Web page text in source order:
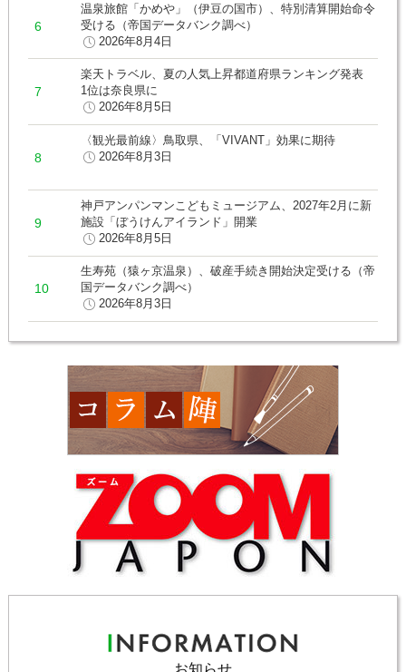
温泉旅館「かめや」（伊豆の国市）、特別清算開始命令
受ける（帝国データバンク調べ）
2026年8月4日
楽天トラベル、夏の人気上昇都道府県ランキング発表
1位は奈良県に
2026年8月5日
〈観光最前線〉鳥取県、「VIVANT」効果に期待
2026年8月3日
神戸アンパンマンこどもミュージアム、2027年2月に新
施設「ぼうけんアイランド」開業
2026年8月5日
生寿苑（猿ヶ京温泉）、破産手続き開始決定受ける（帝
国データバンク調べ）
2026年8月3日
お知らせ